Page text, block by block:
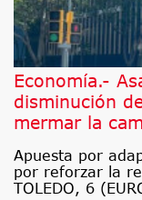
Economía.-
disminución
mermar la
Apuesta por
por reforzar la
TOLEDO, 6